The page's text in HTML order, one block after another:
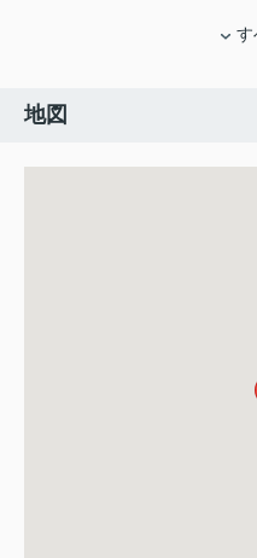
す
地図